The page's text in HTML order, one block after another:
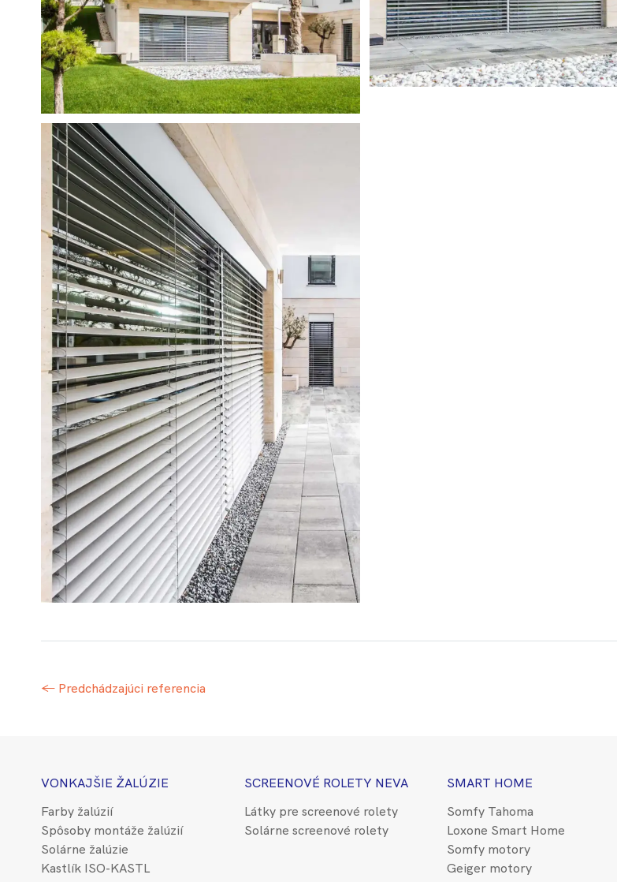
← Predchádzajúci referencia
VONKAJŠIE ŽALÚZIE
Farby žalúzií
Spôsoby montáže žalúzií
Solárne žalúzie
Kastlík ISO-KASTL
SCREENOVÉ ROLETY NEVA
Látky pre screenové rolety
Solárne screenové rolety
SMART HOME
Somfy Tahoma
Loxone Smart Home
Somfy motory
Geiger motory